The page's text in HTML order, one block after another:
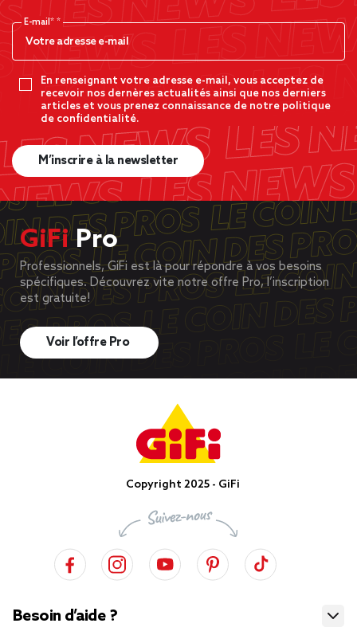
E-mail*
En renseignant votre adresse e-mail, vous acceptez de
recevoir nos dernères actualités ainsi que nos derniers
articles et vous prenez connaissance de notre politique
de confidentialité.
M’inscrire à la newsletter
GiFiPro
Professionnels, GiFi est là pour répondre à vos besoins
spécifiques. Découvrez vite notre offre Pro, l’inscription
est gratuite!
Voir l’offre Pro
Copyright 2025 - GiFi
Besoin d’aide ?